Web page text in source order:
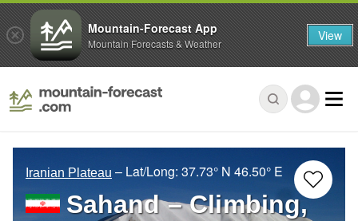
Iranian Plateau – Lat/Long: 37.73° N 46.50° E
Sahand – Climbing,
Mountain-Forecast App
Mountain Forecasts & Weather View